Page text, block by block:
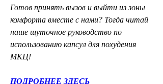
Готов принять вызов и выйти из зоны
комфорта вместе с нами? Тогда читай
наше шуточное руководство по
использованию капсул для похудения
МКЦ!
ПОДРОБНЕЕ ЗДЕСЬ